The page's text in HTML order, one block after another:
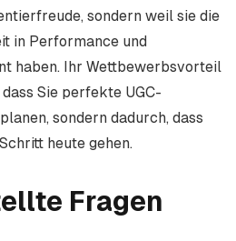
sondern weil sie die
in Performance und
haben. Ihr Wettbewerbsvorteil
Sie perfekte UGC-
sondern dadurch, dass
heute gehen.
Fragen